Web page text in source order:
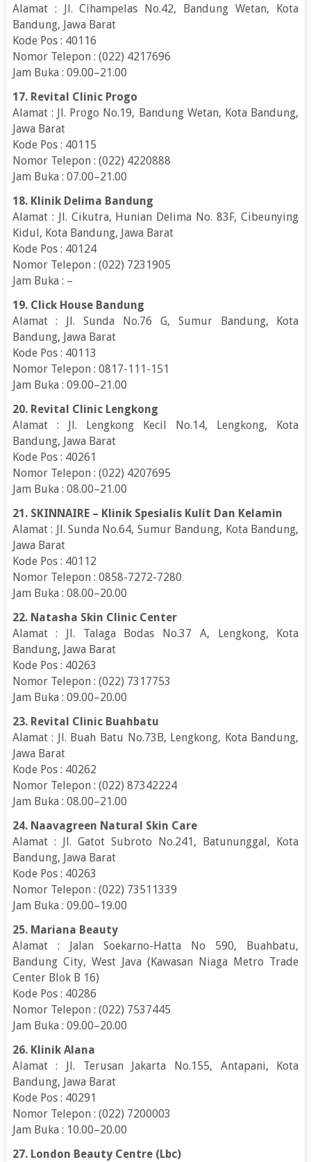
Alamat : Jl. Cihampelas No.42, Bandung Wetan, Kota
Bandung, Jawa Barat
Kode Pos : 40116
Nomor Telepon : (022) 4217696
Jam Buka : 09.00–21.00
17. Revital Clinic Progo
Alamat : Jl. Progo No.19, Bandung Wetan, Kota Bandung,
Jawa Barat
Kode Pos : 40115
Nomor Telepon : (022) 4220888
Jam Buka : 07.00–21.00
18. Klinik Delima Bandung
Alamat : Jl. Cikutra, Hunian Delima No. 83F, Cibeunying
Kidul, Kota Bandung, Jawa Barat
Kode Pos : 40124
Nomor Telepon : (022) 7231905
Jam Buka : –
19. Click House Bandung
Alamat : Jl. Sunda No.76 G, Sumur Bandung, Kota
Bandung, Jawa Barat
Kode Pos : 40113
Nomor Telepon : 0817-111-151
Jam Buka : 09.00–21.00
20. Revital Clinic Lengkong
Alamat : Jl. Lengkong Kecil No.14, Lengkong, Kota
Bandung, Jawa Barat
Kode Pos : 40261
Nomor Telepon : (022) 4207695
Jam Buka : 08.00–21.00
21. SKINNAIRE – Klinik Spesialis Kulit Dan Kelamin
Alamat : Jl. Sunda No.64, Sumur Bandung, Kota Bandung,
Jawa Barat
Kode Pos : 40112
Nomor Telepon : 0858-7272-7280
Jam Buka : 08.00–20.00
22. Natasha Skin Clinic Center
Alamat : Jl. Talaga Bodas No.37 A, Lengkong, Kota
Bandung, Jawa Barat
Kode Pos : 40263
Nomor Telepon : (022) 7317753
Jam Buka : 09.00–20.00
23. Revital Clinic Buahbatu
Alamat : Jl. Buah Batu No.73B, Lengkong, Kota Bandung,
Jawa Barat
Kode Pos : 40262
Nomor Telepon : (022) 87342224
Jam Buka : 08.00–21.00
24. Naavagreen Natural Skin Care
Alamat : Jl. Gatot Subroto No.241, Batununggal, Kota
Bandung, Jawa Barat
Kode Pos : 40263
Nomor Telepon : (022) 73511339
Jam Buka : 09.00–19.00
25. Mariana Beauty
Alamat : Jalan Soekarno-Hatta No 590, Buahbatu,
Bandung City, West Java (Kawasan Niaga Metro Trade
Center Blok B 16)
Kode Pos : 40286
Nomor Telepon : (022) 7537445
Jam Buka : 09.00–20.00
26. Klinik Alana
Alamat : Jl. Terusan Jakarta No.155, Antapani, Kota
Bandung, Jawa Barat
Kode Pos : 40291
Nomor Telepon : (022) 7200003
Jam Buka : 10.00–20.00
27. London Beauty Centre (Lbc)